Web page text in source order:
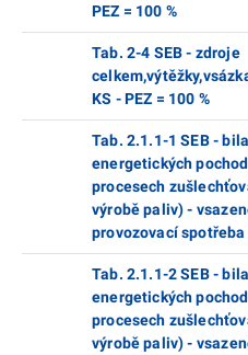
PEZ = 100 %
Tab. 2-4 SEB - zdroje
KS - PEZ = 100 %
Tab. 2.1.1-1 SEB -
energetických
procesech
výrobě paliv) -
provozovací spotřeba
Tab. 2.1.1-2 SEB -
energetických
procesech
výrobě paliv) -